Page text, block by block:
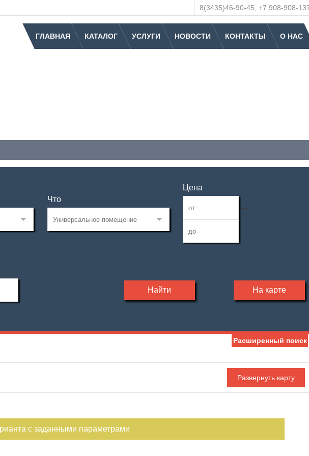
8(3435)46-90-45, +7 908-908-
ГЛАВНАЯ КАТАЛОГ УСЛУГИ НОВОСТИ КОНТАКТЫ О НАС
Что
Цена
—
Найти На карте
Расширенный поиск
с заданными параметрами